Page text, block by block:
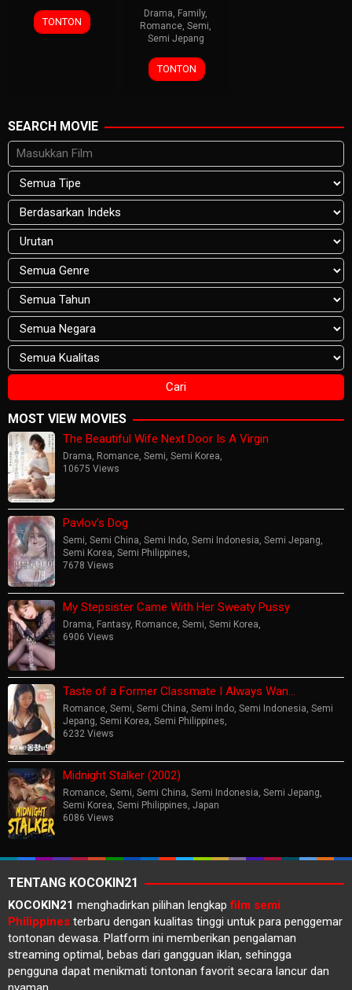
TONTON
Drama, Family,
Romance,Semi,
Semi Jepang
TONTON
SEARCH MOVIE
MOST VIEW MOVIES
The Beautiful Wife Next Door Is A Virgin
Drama, Romance, Semi, Semi Korea,
10675 Views
Pavlov’s Dog
Semi, Semi China, Semi Indo, Semi Indonesia, Semi Jepang,
Semi Korea, Semi Philippines,
7678 Views
My Stepsister Came With Her Sweaty Pussy
Drama, Fantasy, Romance, Semi, Semi Korea,
6906 Views
Taste of a Former Classmate I Always Wan…
Romance, Semi, Semi China, Semi Indo, Semi Indonesia, Semi
Jepang, Semi Korea, Semi Philippines,
6232 Views
Midnight Stalker (2002)
Romance, Semi, Semi China, Semi Indonesia, Semi Jepang,
Semi Korea, Semi Philippines, Japan
6086 Views
TENTANG KOCOKIN21
KOCOKIN21 menghadirkan pilihan lengkapfilm semi
Philippines terbaru dengan kualitas tinggi untuk para penggemar
tontonan dewasa. Platform ini memberikan pengalaman
streaming optimal, bebas dari gangguan iklan, sehingga
pengguna dapat menikmati tontonan favorit secara lancur dan